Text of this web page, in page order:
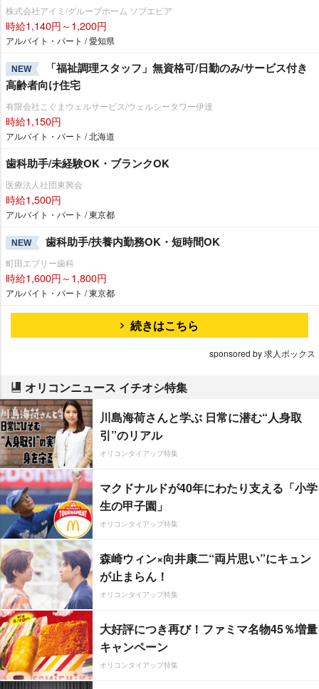
株式会社アイミ/グループホーム ソブエピア
時給1,140円～1,200円
アルバイト・パート / 愛知県
NEW
「福祉調理スタッフ」無資格可/日勤のみ/サービス付き
高齢者向け住宅
有限会社こぐまウェルサービス/ウェルシータワー伊達
時給1,150円
アルバイト・パート / 北海道
歯科助手/未経験OK・ブランクOK
医療法人社団東興会
時給1,500円
アルバイト・パート / 東京都
NEW 歯科助手/扶養内勤務OK・短時間OK
町田エブリー歯科
時給1,600円～1,800円
アルバイト・パート / 東京都
続きはこちら
sponsored by 求人ボックス
オリコンニュース イチオシ特集
川島海荷さんと学ぶ 日常に潜む“人身取
引”のリアル
オリコンタイアップ特集
マクドナルドが40年にわたり支える「小学
生の甲子園」
オリコンタイアップ特集
森崎ウィン×向井康二“両片思い”にキュン
が止まらん！
オリコンタイアップ特集
大好評につき再び！ファミマ名物45％増量
キャンペーン
オリコンタイアップ特集